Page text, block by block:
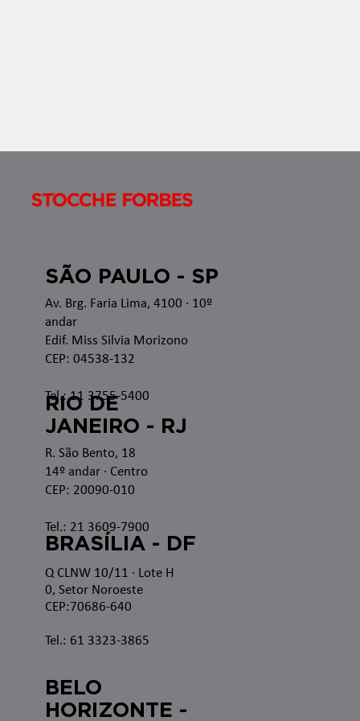
Av. Brg. Faria Lima, 4100 · 10º
andar
Edif. Miss Silvia Morizono
CEP: 04538-132
Tel.: 11 3755-5400
SÃO PAULO - SP
RIO DE
JANEIRO - RJ
R. São Bento, 18
14º andar · Centro
CEP: 20090-010
Tel.: 21 3609-7900
Q CLNW 10/11 · Lote H
0, Setor Noroeste
CEP:70686-640
Tel.: 61 3323-3865
BRASÍLIA - DF
BELO
HORIZONTE -